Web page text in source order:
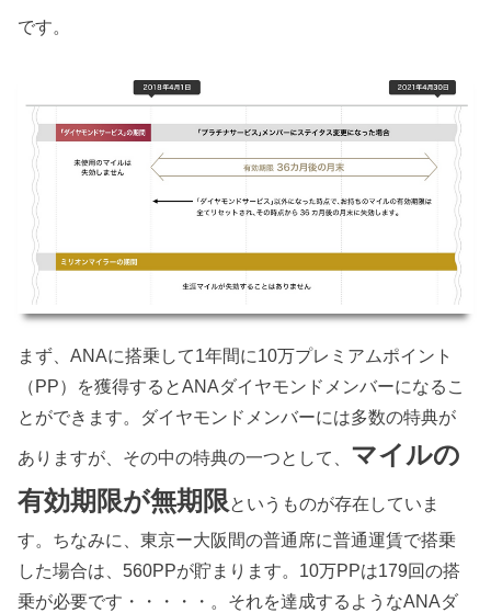
です。
まず、ANAに搭乗して1年間に10万プレミアムポイント
（PP）を獲得するとANAダイヤモンドメンバーになるこ
とができます。ダイヤモンドメンバーには多数の特典が
ありますが、その中の特典の一つとして、 マイルの
有効期限が無期限というものが存在していま
す。ちなみに、東京ー大阪間の普通席に普通運賃で搭乗
した場合は、560PPが貯まります。10万PPは179回の搭
乗が必要です・・・・・。それを達成するようなANAダ